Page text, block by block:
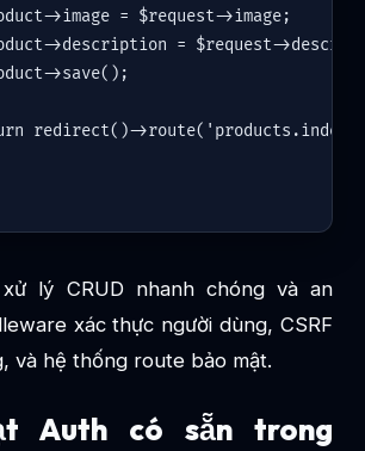
->image = $request->image;
->description = $request-
->save();
redirect()->route( 'products.index'
lý CRUD nhanh chóng và an
xác thực người dùng, CSRF
và hệ thống route bảo mật.
Auth có sẵn trong